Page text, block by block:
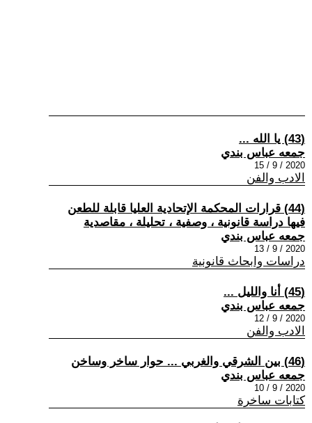
(43) يا الله ...
جمعه عباس بندي
2020 / 9 / 15
الادب والفن
(44) قرارات المحكمة الإتحادية العليا قابلة للطعن
فيها دراسة قانونية ، وصفية ، تحليلة ، مقاصدية
جمعه عباس بندي
2020 / 9 / 13
دراسات وابحاث قانونية
(45) أنا والليل ...
جمعه عباس بندي
2020 / 9 / 12
الادب والفن
(46) بين الشرقي والغربي ... حوار ساخر وساخن
جمعه عباس بندي
2020 / 9 / 10
كتابات ساخرة